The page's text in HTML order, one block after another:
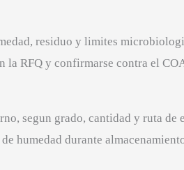
residuo y limites
RFQ y confirmarse contra el
segun grado, cantidad y ruta de
humedad durante